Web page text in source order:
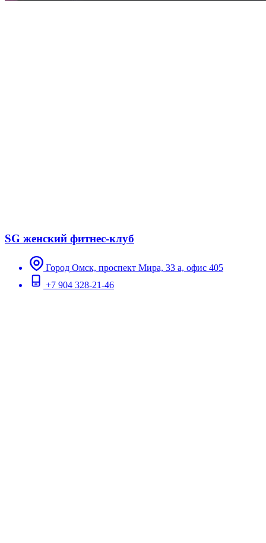
SG женский фитнес-клуб
Город Омск, проспект Мира, 33 а, офис 405
‪+7 904 328‑21‑46‬